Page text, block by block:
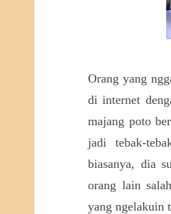
Orang yang
di internet
majang poto
jadi tebak-
biasanya, dia
orang lain
yang ngelakuin